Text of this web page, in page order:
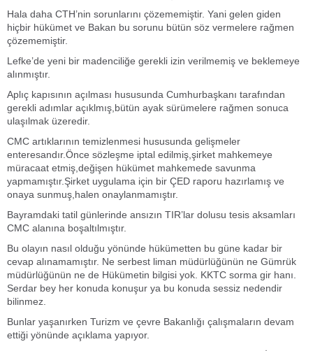
Hala daha CTH’nin sorunlarını çözememiştir. Yani gelen giden
hiçbir hükümet ve Bakan bu sorunu bütün söz vermelere rağmen
çözememiştir.
Lefke’de yeni bir madenciliğe gerekli izin verilmemiş ve beklemeye
alınmıştır.
Aplıç kapısının açılması hususunda Cumhurbaşkanı tarafından
gerekli adımlar açıklmış,bütün ayak sürümelere rağmen sonuca
ulaşılmak üzeredir.
CMC artıklarının temizlenmesi hususunda gelişmeler
enteresandır.Önce sözleşme iptal edilmiş,şirket mahkemeye
müracaat etmiş,değişen hükümet mahkemede savunma
yapmamıştır.Şirket uygulama için bir ÇED raporu hazırlamış ve
onaya sunmuş,halen onaylanmamıştır.
Bayramdaki tatil günlerinde ansızın TIR’lar dolusu tesis aksamları
CMC alanına boşaltılmıştır.
Bu olayın nasıl olduğu yönünde hükümetten bu güne kadar bir
cevap alınamamıştır. Ne serbest liman müdürlüğünün ne Gümrük
müdürlüğünün ne de Hükümetin bilgisi yok. KKTC sorma gir hanı.
Serdar bey her konuda konuşur ya bu konuda sessiz nedendir
bilinmez.
Bunlar yaşanırken Turizm ve çevre Bakanlığı çalışmaların devam
ettiği yönünde açıklama yapıyor.